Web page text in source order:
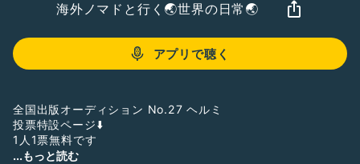
海外ノマドと行く🌏世界の日常🌏
アプリで聴く
全国出版オーディション No.27 ヘルミ
投票特設ページ⬇️
1人1票無料です
https://sns.visual-media.site/archives/2432
...もっと読む